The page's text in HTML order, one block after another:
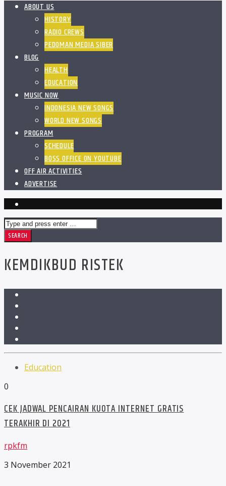
ABOUT US
HISTORY
RADIO CREWS
PEDOMAN MEDIA SIBER
BLOG
HEALTH
EDUCATION
MUSIC NOW
INDONESIA NEW SONGS
WORLD NEW SONGS
PROGRAM
SCHEDULE
BOSS OFFICE ON YOUTUBE
OFF AIR ACTIVITIES
ADVERTISE
KEMDIKBUD RISTEK
Education
0
CEK JADWAL PENCAIRAN KUOTA INTERNET GRATIS
TERAKHIR DI 2021
rpkfm
3 November 2021